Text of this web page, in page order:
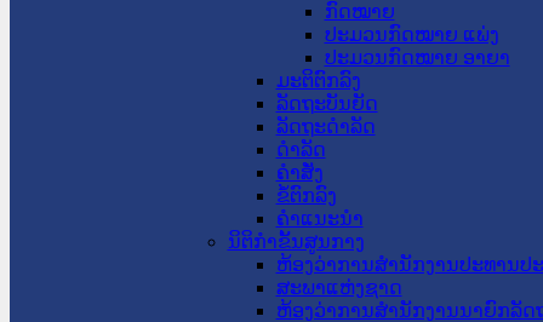
ກົດໝາຍ
ປະມວນກົດໝາຍ ແພ່ງ
ປະມວນກົດໝາຍ ອາຍາ
ມະຕິຕົກລົງ
ລັດຖະບັນຍັດ
ລັດຖະດໍາລັດ
ດໍາລັດ
ຄໍາສັ່ງ
ຂໍ້ຕົກລົງ
ຄໍາແນະນໍາ
ນິຕິກໍາຂັ້ນສູນກາງ
ຫ້ອງວ່າການສໍານັກງານປະທານປ
ສະພາແຫ່ງຊາດ
ຫ້ອງວ່າການສຳນັກງານນາຍົກລັດ